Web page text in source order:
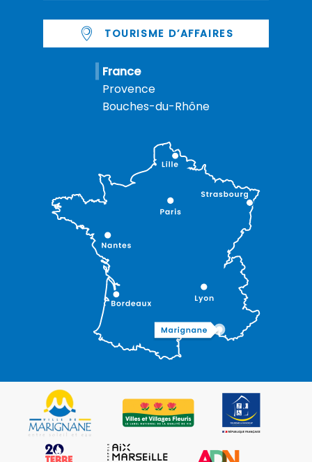
TOURISME D’AFFAIRES
France
Provence
Bouches-du-Rhône